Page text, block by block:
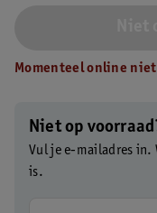
Momenteel online
Niet op
Vul je e-mailadres in.
is.